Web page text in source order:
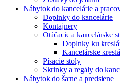
Nábytok do kancelárie a
Doplnky do kancelárie
Kontajnery
Otáčacie a kancelárske
Doplnky ku
Kancelárske kreslá
Písacie stoly
Skrinky a regály do
Nábytok do šatne a predsiene